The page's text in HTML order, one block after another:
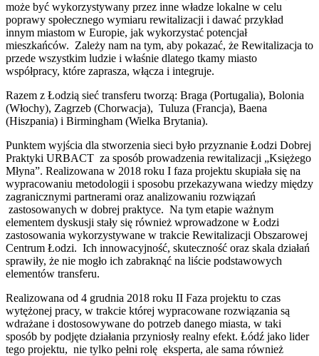
może być wykorzystywany przez inne władze lokalne w celu
poprawy społecznego wymiaru rewitalizacji i dawać przykład
innym miastom w Europie, jak wykorzystać potencjał
mieszkańców. Zależy nam na tym, aby pokazać, że Rewitalizacja to
przede wszystkim ludzie i właśnie dlatego tkamy miasto
współpracy, które zaprasza, włącza i integruje.
Razem z Łodzią sieć transferu tworzą: Braga (Portugalia), Bolonia
(Włochy), Zagrzeb (Chorwacja), Tuluza (Francja), Baena
(Hiszpania) i Birmingham (Wielka Brytania).
Punktem wyjścia dla stworzenia sieci było przyznanie Łodzi Dobrej
Praktyki URBACT za sposób prowadzenia rewitalizacji „Księżego
Młyna”. Realizowana w 2018 roku I faza projektu skupiała się na
wypracowaniu metodologii i sposobu przekazywana wiedzy między
zagranicznymi partnerami oraz analizowaniu rozwiązań
zastosowanych w dobrej praktyce. Na tym etapie ważnym
elementem dyskusji stały się również wprowadzone w Łodzi
zastosowania wykorzystywane w trakcie Rewitalizacji Obszarowej
Centrum Łodzi. Ich innowacyjność, skuteczność oraz skala działań
sprawiły, że nie mogło ich zabraknąć na liście podstawowych
elementów transferu.
Realizowana od 4 grudnia 2018 roku II Faza projektu to czas
wytężonej pracy, w trakcie której wypracowane rozwiązania są
wdrażane i dostosowywane do potrzeb danego miasta, w taki
sposób by podjęte działania przyniosły realny efekt. Łódź jako lider
tego projektu, nie tylko pełni rolę eksperta, ale sama również